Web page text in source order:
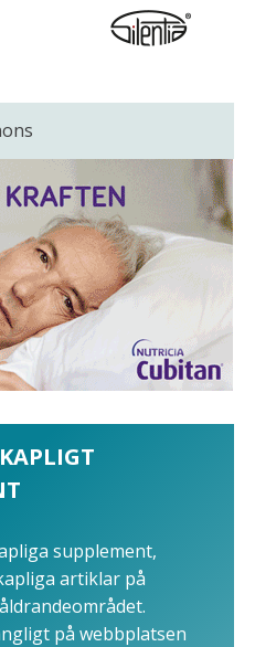
supplement,
artiklar på
på webbplatsen